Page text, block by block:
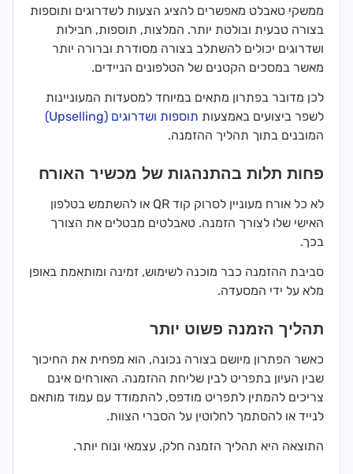
ממשקי טאבלט מאפשרים להציג הצעות לשדרוגים ותוספות
בצורה טבעית ובולטת יותר. המלצות, תוספות, חבילות
ושדרוגים יכולים להשתלב בצורה מסודרת וברורה יותר
מאשר במסכים הקטנים של הטלפונים הניידים.
לכן מדובר בפתרון מתאים במיוחד למסעדות המעוניינות
לשפר ביצועים באמצעות תוספות ושדרוגים (Upselling)
המובנים בתוך תהליך ההזמנה.
פחות תלות בהתנהגות של מכשיר האורח
לא כל אורח מעוניין לסרוק קוד QR או להשתמש בטלפון
האישי שלו לצורך הזמנה. טאבלטים מבטלים את הצורך
בכך.
סביבת ההזמנה כבר מוכנה לשימוש, זמינה ומותאמת באופן
מלא על ידי המסעדה.
תהליך הזמנה פשוט יותר
כאשר הפתרון מיושם בצורה נכונה, הוא מפחית את החיכוך
שבין העיון בתפריט לבין שליחת ההזמנה. האורחים אינם
צריכים להמתין לתפריט מודפס, להתמודד עם עמוד מותאם
לנייד או להסתמך לחלוטין על הסברי הצוות.
התוצאה היא תהליך הזמנה חלק, עצמאי ונוח יותר.